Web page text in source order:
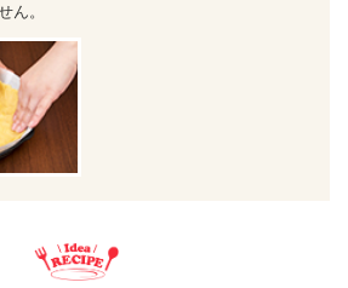
ん。